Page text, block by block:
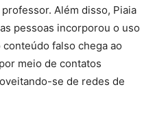
Além disso, Piaia
pessoas incorporou o uso
falso chega ao
meio de contatos
se de redes de